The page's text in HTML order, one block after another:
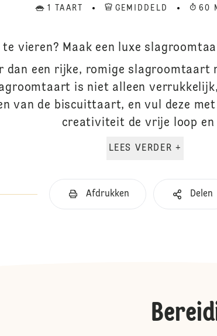
1 TAART GEMIDDELD 60
te vieren? Maak een luxe
dan een rijke, romige slagroomtaart
is niet alleen
van de biscuittaart, en vul deze
creativiteit de vrije loop en
LEES VERDER +
Afdrukken Delen